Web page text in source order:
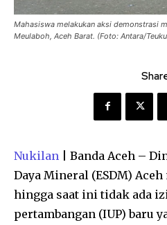
Mahasiswa melakukan aksi demonstrasi
Meulaboh, Aceh Barat. (Foto: Antara/
Nukilan | Banda Aceh –
Daya Mineral (ESDM)
hingga saat ini tidak ada
pertambangan (IUP) baru